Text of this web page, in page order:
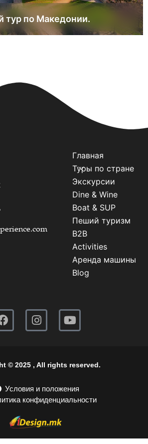
тур по Македонии.
Главная
Туры по стране
Экскурсии
Dine & Wine
Boat & SUP
Пеший туризм
В2В
Activities
Аренда машины
Blog
© 2025 , All rights reserved.
Условия и положения
конфиденциальности